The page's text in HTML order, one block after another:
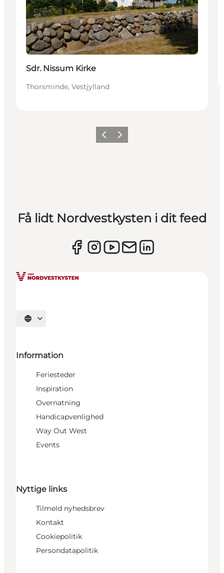
Sdr. Nissum Kirke
Thorsminde, Vestjylland
ForrigeNæste
Få lidt Nordvestkysten i dit feed
Vælg sprog
Information
Feriesteder
Inspiration
Overnatning
Handicapvenlighed
Way Out West
Events
Nyttige links
Tilmeld nyhedsbrev
Kontakt
Cookiepolitik
Persondatapolitik